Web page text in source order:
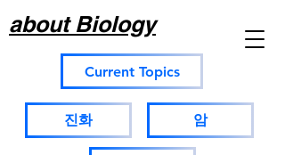
about Biology
Current Topics
진화 암